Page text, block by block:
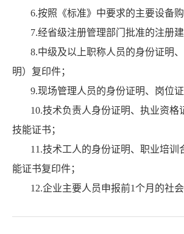
6.按照《标准》中要求的主要设备购
7.经省级注册管理部门批准的注册
8.中级及以上职称人员的身份证明
明）复印件；
9.现场管理人员的身份证明、岗位证
10.技术负责人身份证明、执业资格
技能证书；
11.技术工人的身份证明、职业培训
能证书复印件；
12.企业主要人员申报前1个月的社会